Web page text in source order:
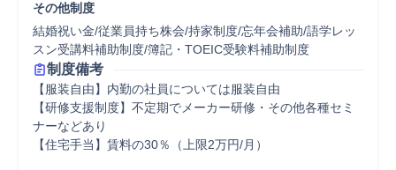
その他制度
結婚祝い金/従業員持ち株会/持家制度/忘年会補助/語学レッ
スン受講料補助制度/簿記・TOEIC受験料補助制度
制度備考
【服装自由】内勤の社員については服装自由
【研修支援制度】不定期でメーカー研修・その他各種セミ
ナーなどあり
【住宅手当】賃料の30％（上限2万円/月）